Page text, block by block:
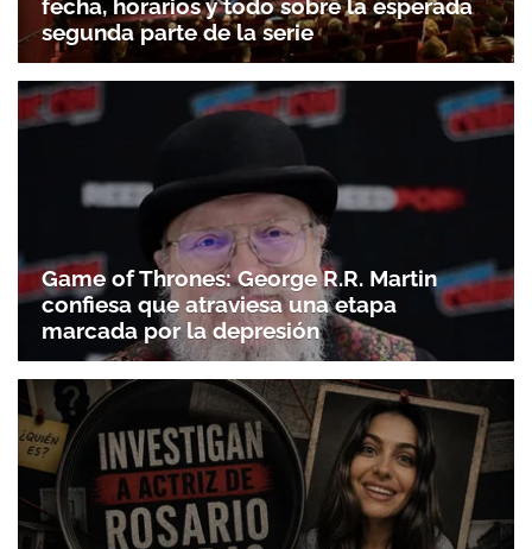
fecha, horarios y todo sobre la esperada
segunda parte de la serie
Game of Thrones: George R.R. Martin
confiesa que atraviesa una etapa
marcada por la depresión